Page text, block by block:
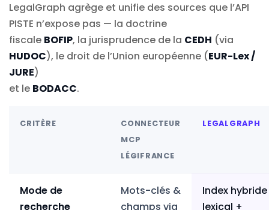
LegalGraph agrège et unifie des sources que l’API
PISTE n’expose pas — la doctrine
fiscale BOFIP, la jurisprudence de la CEDH (via
HUDOC), le droit de l’Union européenne (EUR-Lex /
JURE)
et le BODACC.
CRITÈRE
CONNECTEUR
MCP
LÉGIFRANCE
LEGALGRAPH
Mode de
recherche
Mots-clés &
champs via
Index hybride
lexical +